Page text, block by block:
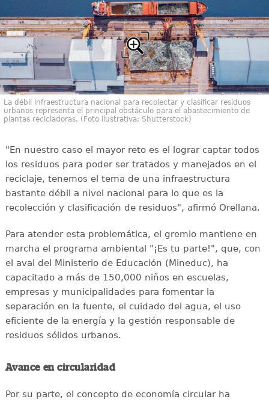
La débil infraestructura nacional para recolectar y clasificar residuos
urbanos representa el principal obstáculo para el abastecimiento de
plantas recicladoras. (Foto ilustrativa: Shutterstock)
"En nuestro caso el mayor reto es el lograr captar todos
los residuos para poder ser tratados y manejados en el
reciclaje, tenemos el tema de una infraestructura
bastante débil a nivel nacional para lo que es la
recolección y clasificación de residuos", afirmó Orellana.
Para atender esta problemática, el gremio mantiene en
marcha el programa ambiental "¡Es tu parte!", que, con
el aval del Ministerio de Educación (Mineduc), ha
capacitado a más de 150,000 niños en escuelas,
empresas y municipalidades para fomentar la
separación en la fuente, el cuidado del agua, el uso
eficiente de la energía y la gestión responsable de
residuos sólidos urbanos.
Avance en circularidad
Por su parte, el concepto de economía circular ha